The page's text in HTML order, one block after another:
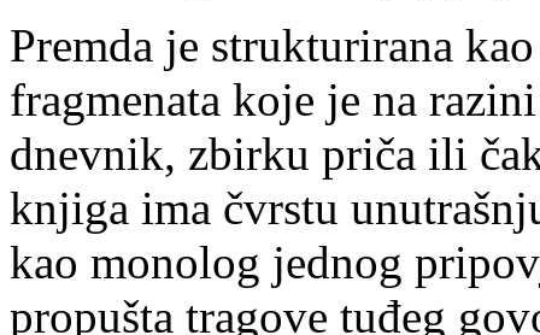
Premda je strukturirana
fragmenata koje je na
dnevnik, zbirku priča ili
knjiga ima čvrstu
kao monolog jednog
propušta tragove tuđeg